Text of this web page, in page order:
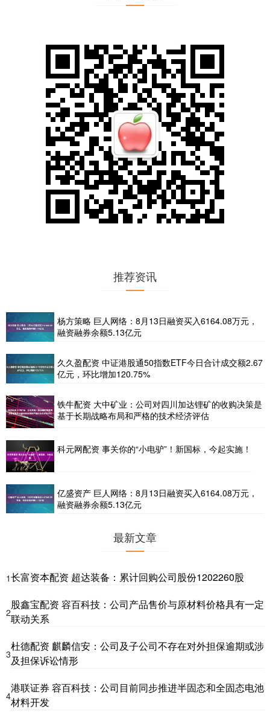
推荐资讯
杨方策略 巨人网络：8月13日融资买入6164.08万元，
融资融券余额5.13亿元
久久盈配资 中证港股通50指数ETF今日合计成交额2.67
亿元，环比增加120.75%
铁牛配资 大中矿业：公司对四川加达锂矿的收购决策是
基于长期战略布局和严格的技术经济评估
科元网配资 事关你的“小电驴”！新国标，今起实施！
亿盛资产 巨人网络：8月13日融资买入6164.08万元，
融资融券余额5.13亿元
最新文章
1长富资本配资 超达装备：累计回购公司股份1202260股
2
股鑫宝配资 容百科技：公司产品售价与原材料价格具有一定
联动关系
3
杜德配资 麒麟信安：公司及子公司不存在对外担保逾期或涉
及担保诉讼情形
4
港联证券 容百科技：公司目前同步推进半固态和全固态电池
材料开发